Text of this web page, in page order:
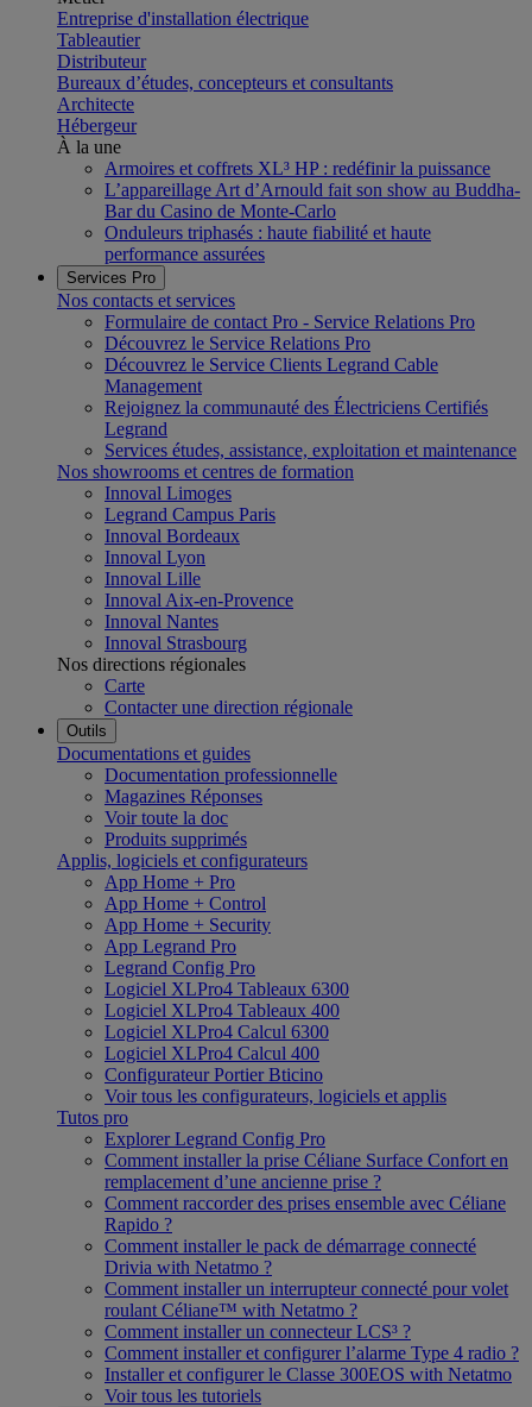
Entreprise d'installation électrique
Tableautier
Distributeur
Bureaux d’études, concepteurs et consultants
Architecte
Hébergeur
À la une
Armoires et coffrets XL³ HP : redéfinir la puissance
L’appareillage Art d’Arnould fait son show au Buddha-
Bar du Casino de Monte-Carlo
Onduleurs triphasés : haute fiabilité et haute
performance assurées
Services Pro
Nos contacts et services
Formulaire de contact Pro - Service Relations Pro
Découvrez le Service Relations Pro
Découvrez le Service Clients Legrand Cable
Management
Rejoignez la communauté des Électriciens Certifiés
Legrand
Services études, assistance, exploitation et maintenance
Nos showrooms et centres de formation
Innoval Limoges
Legrand Campus Paris
Innoval Bordeaux
Innoval Lyon
Innoval Lille
Innoval Aix-en-Provence
Innoval Nantes
Innoval Strasbourg
Nos directions régionales
Carte
Contacter une direction régionale
Outils
Documentations et guides
Documentation professionnelle
Magazines Réponses
Voir toute la doc
Produits supprimés
Applis, logiciels et configurateurs
App Home + Pro
App Home + Control
App Home + Security
App Legrand Pro
Legrand Config Pro
Logiciel XLPro4 Tableaux 6300
Logiciel XLPro4 Tableaux 400
Logiciel XLPro4 Calcul 6300
Logiciel XLPro4 Calcul 400
Configurateur Portier Bticino
Voir tous les configurateurs, logiciels et applis
Tutos pro
Explorer Legrand Config Pro
Comment installer la prise Céliane Surface Confort en
remplacement d’une ancienne prise ?
Comment raccorder des prises ensemble avec Céliane
Rapido ?
Comment installer le pack de démarrage connecté
Drivia with Netatmo ?
Comment installer un interrupteur connecté pour volet
roulant Céliane™ with Netatmo ?
Comment installer un connecteur LCS³ ?
Comment installer et configurer l’alarme Type 4 radio ?
Installer et configurer le Classe 300EOS with Netatmo
Voir tous les tutoriels